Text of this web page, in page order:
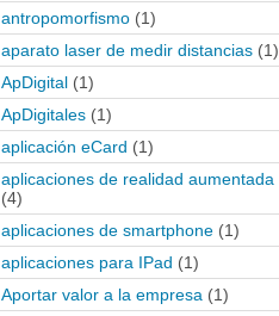
antropomorfismo (1)
aparato laser de medir distancias (1)
ApDigital (1)
ApDigitales (1)
aplicación eCard (1)
aplicaciones de realidad aumentada
(4)
aplicaciones de smartphone (1)
aplicaciones para IPad (1)
Aportar valor a la empresa (1)